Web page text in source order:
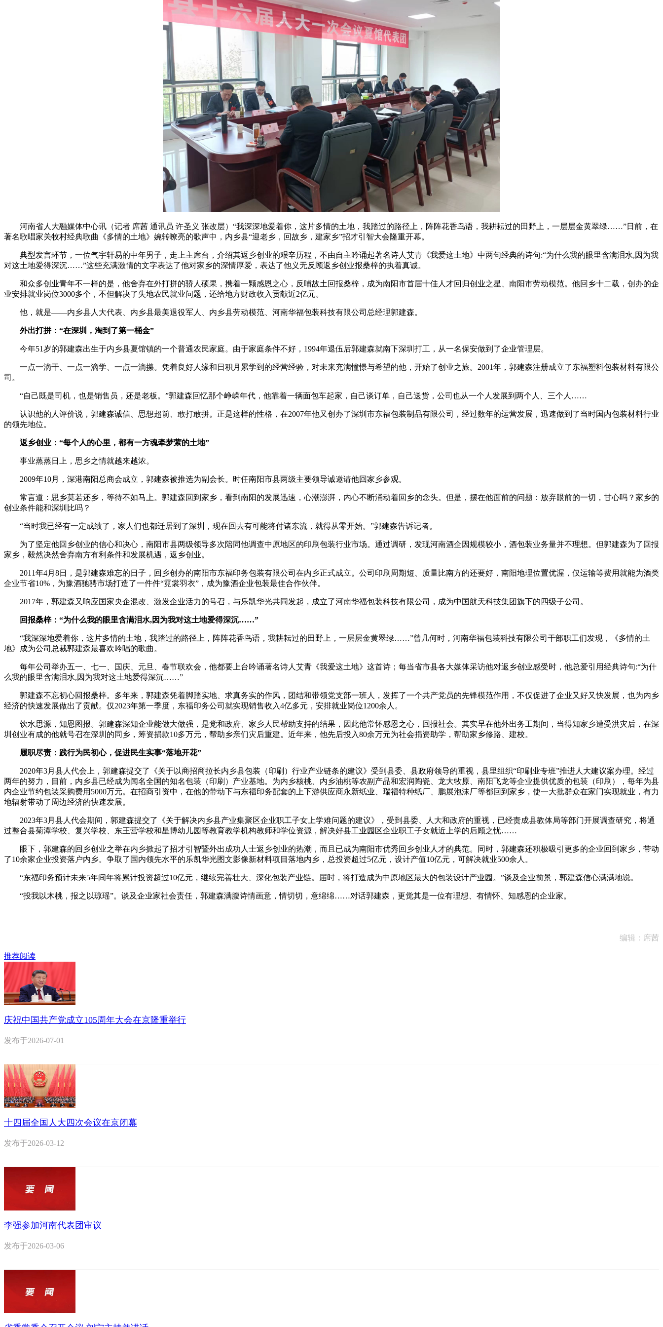
河南省人大融媒体中心讯（记者 席茜 通讯员 许圣义 张改层）“我深深地爱着你，这片多情的土地，我踏过的路径上，阵阵花香鸟语，我耕耘过的田野上，一层层金黄翠绿……”日前，在
著名歌唱家关牧村经典歌曲《多情的土地》婉转嘹亮的歌声中，内乡县“迎老乡，回故乡，建家乡”招才引智大会隆重开幕。
典型发言环节，一位气宇轩易的中年男子，走上主席台，介绍其返乡创业的艰辛历程，不由自主吟诵起著名诗人艾青《我爱这土地》中两句经典的诗句:“为什么我的眼里含满泪水,因为我
对这土地爱得深沉……”这些充满激情的文字表达了他对家乡的深情厚爱，表达了他义无反顾返乡创业报桑梓的执着真诚。
和众多创业青年不一样的是，他舍弃在外打拼的骄人硕果，携着一颗感恩之心，反哺故土回报桑梓，成为南阳市首届十佳人才回归创业之星、南阳市劳动模范。他回乡十二载，创办的企
业安排就业岗位3000多个，不但解决了失地农民就业问题，还给地方财政收入贡献近2亿元。
他，就是——内乡县人大代表、内乡县最美退役军人、内乡县劳动模范、河南华福包装科技有限公司总经理郭建森。
外出打拼：“在深圳，淘到了第一桶金”
今年51岁的郭建森出生于内乡县夏馆镇的一个普通农民家庭。由于家庭条件不好，1994年退伍后郭建森就南下深圳打工，从一名保安做到了企业管理层。
一点一滴干、一点一滴学、一点一滴攥。凭着良好人缘和日积月累学到的经营经验，对未来充满憧憬与希望的他，开始了创业之旅。2001年，郭建森注册成立了东福塑料包装材料有限公
司。
“自己既是司机，也是销售员，还是老板。”郭建森回忆那个峥嵘年代，他靠着一辆面包车起家，自己谈订单，自己送货，公司也从一个人发展到两个人、三个人……
认识他的人评价说，郭建森诚信、思想超前、敢打敢拼。正是这样的性格，在2007年他又创办了深圳市东福包装制品有限公司，经过数年的运营发展，迅速做到了当时国内包装材料行业
的领先地位。
返乡创业：“每个人的心里，都有一方魂牵梦萦的土地”
事业蒸蒸日上，思乡之情就越来越浓。
2009年10月，深港南阳总商会成立，郭建森被推选为副会长。时任南阳市县两级主要领导诚邀请他回家乡参观。
常言道：思乡莫若还乡，等待不如马上。郭建森回到家乡，看到南阳的发展迅速，心潮澎湃，内心不断涌动着回乡的念头。但是，摆在他面前的问题：放弃眼前的一切，甘心吗？家乡的
创业条件能和深圳比吗？
“当时我已经有一定成绩了，家人们也都迁居到了深圳，现在回去有可能将付诸东流，就得从零开始。”郭建森告诉记者。
为了坚定他回乡创业的信心和决心，南阳市县两级领导多次陪同他调查中原地区的印刷包装行业市场。通过调研，发现河南酒企因规模较小，酒包装业务量并不理想。但郭建森为了回报
家乡，毅然决然舍弃南方有利条件和发展机遇，返乡创业。
2011年4月8日，是郭建森难忘的日子，回乡创办的南阳市东福印务包装有限公司在内乡正式成立。公司印刷周期短、质量比南方的还要好，南阳地理位置优渥，仅运输等费用就能为酒类
企业节省10%，为豫酒驰骋市场打造了一件件“霓裳羽衣”，成为豫酒企业包装最佳合作伙伴。
2017年，郭建森又响应国家央企混改、激发企业活力的号召，与乐凯华光共同发起，成立了河南华福包装科技有限公司，成为中国航天科技集团旗下的四级子公司。
回报桑梓：“为什么我的眼里含满泪水,因为我对这土地爱得深沉……”
“我深深地爱着你，这片多情的土地，我踏过的路径上，阵阵花香鸟语，我耕耘过的田野上，一层层金黄翠绿……”曾几何时，河南华福包装科技有限公司干部职工们发现，《多情的土
地》成为公司总裁郭建森最喜欢吟唱的歌曲。
每年公司举办五一、七一、国庆、元旦、春节联欢会，他都要上台吟诵著名诗人艾青《我爱这土地》这首诗；每当省市县各大媒体采访他对返乡创业感受时，他总爱引用经典诗句:“为什
么我的眼里含满泪水,因为我对这土地爱得深沉……”
郭建森不忘初心回报桑梓。多年来，郭建森凭着脚踏实地、求真务实的作风，团结和带领党支部一班人，发挥了一个共产党员的先锋模范作用，不仅促进了企业又好又快发展，也为内乡
经济的快速发展做出了贡献。仅2023年第一季度，东福印务公司就实现销售收入4亿多元，安排就业岗位1200余人。
饮水思源，知恩图报。郭建森深知企业能做大做强，是党和政府、家乡人民帮助支持的结果，因此他常怀感恩之心，回报社会。其实早在他外出务工期间，当得知家乡遭受洪灾后，在深
圳创业有成的他就号召在深圳的同乡，筹资捐款10多万元，帮助乡亲们灾后重建。近年来，他先后投入80余万元为社会捐资助学，帮助家乡修路、建校。
履职尽责：践行为民初心，促进民生实事“落地开花”
2020年3月县人代会上，郭建森提交了《关于以商招商拉长内乡县包装（印刷）行业产业链条的建议》受到县委、县政府领导的重视，县里组织“印刷业专班”推进人大建议案办理。经过
两年的努力，目前，内乡县已经成为闻名全国的知名包装（印刷）产业基地。为内乡核桃、内乡油桃等农副产品和宏润陶瓷、龙大牧原、南阳飞龙等企业提供优质的包装（印刷），每年为县
内企业节约包装采购费用5000万元。在招商引资中，在他的带动下与东福印务配套的上下游供应商永新纸业、瑞福特种纸厂、鹏展泡沫厂等都回到家乡，使一大批群众在家门实现就业，有力
地辐射带动了周边经济的快速发展。
2023年3月县人代会期间，郭建森提交了《关于解决内乡县产业集聚区企业职工子女上学难问题的建议》，受到县委、人大和政府的重视，已经责成县教体局等部门开展调查研究，将通
过整合县菊潭学校、复兴学校、东王营学校和星博幼儿园等教育教学机构教师和学位资源，解决好县工业园区企业职工子女就近上学的后顾之忧……
眼下，郭建森的回乡创业之举在内乡掀起了招才引智暨外出成功人士返乡创业的热潮，而且已成为南阳市优秀回乡创业人才的典范。同时，郭建森还积极吸引更多的企业回到家乡，带动
了10余家企业投资落户内乡。争取了国内领先水平的乐凯华光图文影像新材料项目落地内乡，总投资超过5亿元，设计产值10亿元，可解决就业500余人。
“东福印务预计未来5年间年将累计投资超过10亿元，继续完善壮大、深化包装产业链。届时，将打造成为中原地区最大的包装设计产业园。”谈及企业前景，郭建森信心满满地说。
“投我以木桃，报之以琼瑶”。谈及企业家社会责任，郭建森满腹诗情画意，情切切，意绵绵……对话郭建森，更觉其是一位有理想、有情怀、知感恩的企业家。
编辑：席茜
推荐阅读
庆祝中国共产党成立105周年大会在京隆重举行
发布于2026-07-01
十四届全国人大四次会议在京闭幕
发布于2026-03-12
李强参加河南代表团审议
发布于2026-03-06